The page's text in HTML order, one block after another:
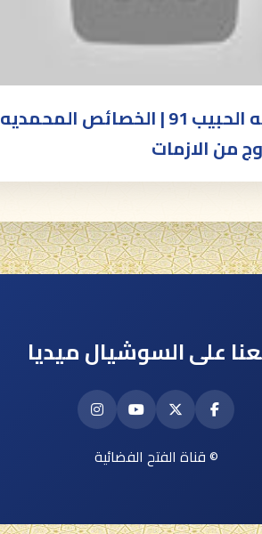
فى معيه الحبيب 91 | الخصائص المحمديه
من الازمات
على السوشيال ميديا
© قناة الفتح الفضائية